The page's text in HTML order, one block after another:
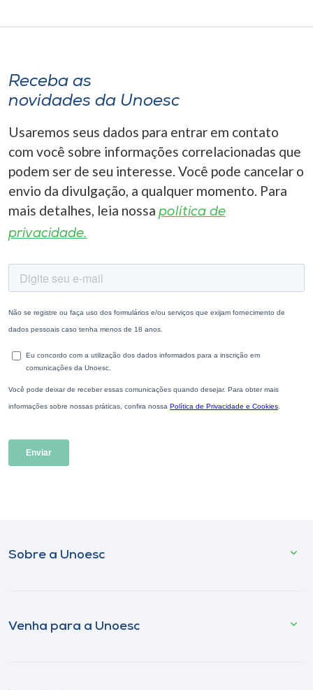
Receba as
novidades da Unoesc
Usaremos seus dados para entrar em contato
com você sobre informações correlacionadas que
podem ser de seu interesse. Você pode cancelar o
envio da divulgação, a qualquer momento. Para
mais detalhes, leia nossa política de
privacidade.
Sobre a Unoesc
Venha para a Unoesc